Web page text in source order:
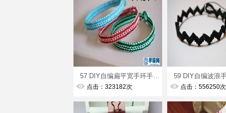
57 DIY自编扁平宽手环手绳视频教程
点击：323182次 点击：556250次